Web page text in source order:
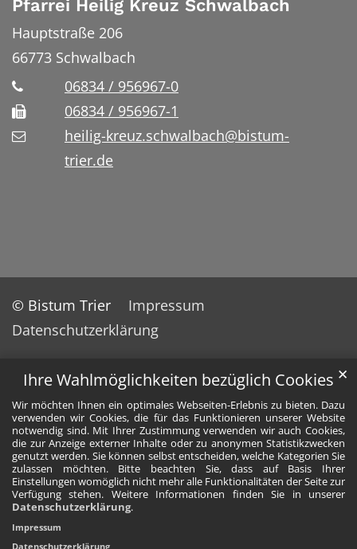
Ihre Wahlmöglichkeiten bezüglich Cookies
Wir möchten Ihnen ein optimales Webseiten-Erlebnis zu bieten. Dazu
verwenden wir Cookies, die für das Funktionieren unserer Website
notwendig sind. Mit Ihrer Zustimmung verwenden wir auch Cookies,
die zur Anzeige externer Inhalte oder zu anonymen Statistikzwecken
genutzt werden. Sie können selbst entscheiden, welche Kategorien Sie
zulassen möchten. Bitte beachten Sie, dass auf Basis Ihrer
Einstellungen womöglich nicht mehr alle Funktionalitäten der Seite zur
Verfügung stehen. Weitere Informationen finden Sie in unserer
Datenschutzerklärung.
✕
Impressum
Datenschutzerklärung
Pfarrei Heilig Kreuz Schwalbach
Hauptstraße 206
66773 Schwalbach
06834 / 956967-0
06834 / 956967-1
heilig-kreuz.schwalbach@bistum-
trier.de
© Bistum Trier
Impressum
Datenschutzerklärung